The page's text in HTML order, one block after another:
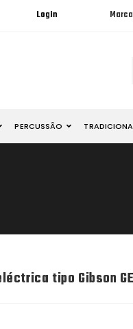
Login
PERCUSSÃO
tipo Gibson